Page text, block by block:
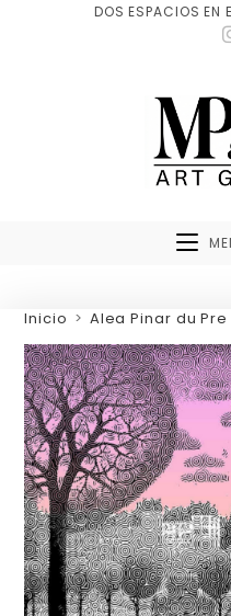
DOS ESPACIOS EN
Inicio > Alea Pinar du Pre